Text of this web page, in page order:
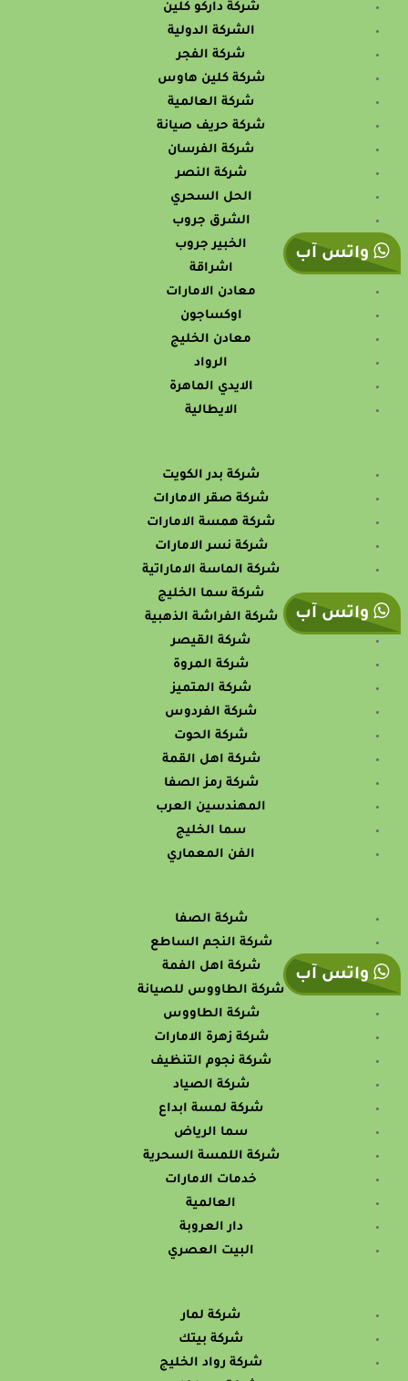
واتس آب
واتس آب
واتس آب
شركة داركو كلين
الشركة الدولية
شركة الفجر
شركة كلين هاوس
شركة العالمية
شركة حريف صيانة
شركة الفرسان
شركة النصر
الحل السحري
الشرق جروب
الخبير جروب
اشراقة
معادن الامارات
اوكساجون
معادن الخليج
الرواد
الايدي الماهرة
الايطالية
شركة بدر الكويت
شركة صقر الامارات
شركة همسة الامارات
شركة نسر الامارات
شركة الماسة الاماراتية
شركة سما الخليج
شركة الفراشة الذهبية
شركة القيصر
شركة المروة
شركة المتميز
شركة الفردوس
شركة الحوت
شركة اهل القمة
شركة رمز الصفا
المهندسين العرب
سما الخليج
الفن المعماري
شركة الصفا
شركة النجم الساطع
شركة اهل الفمة
شركة الطاووس للصيانة
شركة الطاووس
شركة زهرة الامارات
شركة نجوم التنظيف
شركة الصياد
شركة لمسة ابداع
سما الرياض
شركة اللمسة السحرية
خدمات الامارات
العالمية
دار العروبة
البيت العصري
شركة لمار
شركة بيتك
شركة رواد الخليج